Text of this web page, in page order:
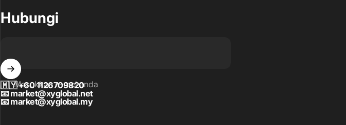
Hubungi
Masukkan e-mel anda
🇲🇾+60 1126709820
📧 market@xyglobal.net
📧 market@xyglobal.my